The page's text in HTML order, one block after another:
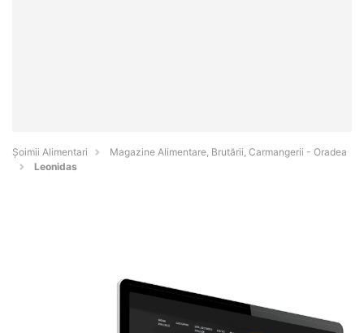
Şoimii Alimentari
Magazine Alimentare, Brutării, Carmangerii - Oradea
Leonidas